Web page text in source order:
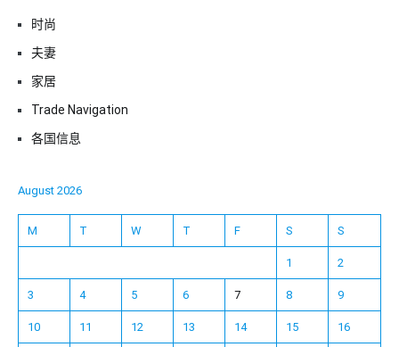
时尚
夫妻
家居
Trade Navigation
各国信息
August 2026
M T W T F S S
1 2
3 4 5 6 7 8 9
10 11 12 13 14 15 16